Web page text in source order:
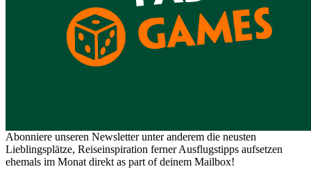
Abonniere unseren Newsletter unter anderem die neusten
Lieblingsplätze, Reiseinspiration ferner Ausflugstipps aufsetzen
ehemals im Monat direkt as part of deinem Mailbox!